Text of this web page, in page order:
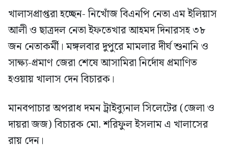
খালাসপ্রাপ্তরা হচ্ছেন- নিখোঁজ বিএনপি নেতা এম ইলিয়াস
আলী ও ছাত্রদল নেতা ইফতেখার আহমদ দিনারসহ ৩৮
জন নেতাকর্মী। মঙ্গলবার দুপুরে মামলার দীর্ঘ শুনানি ও
সাক্ষ্য-প্রমাণ জেরা শেষে আসামিরা নির্দোষ প্রমাণিত
হওয়ায় খালাস দেন বিচারক।
মানবপাচার অপরাধ দমন ট্রাইব্যুনাল সিলেটের (জেলা ও
দায়রা জজ) বিচারক মো. শরিফুল ইসলাম এ খালাসের
রায় দেন।